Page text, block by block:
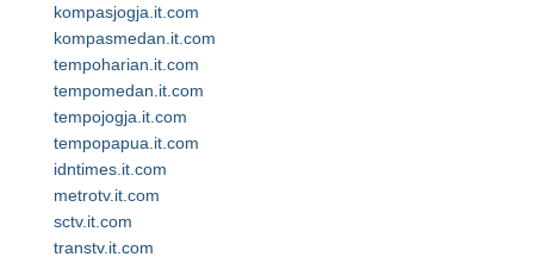
kompasjogja.it.com
kompasmedan.it.com
tempoharian.it.com
tempomedan.it.com
tempojogja.it.com
tempopapua.it.com
idntimes.it.com
metrotv.it.com
sctv.it.com
transtv.it.com